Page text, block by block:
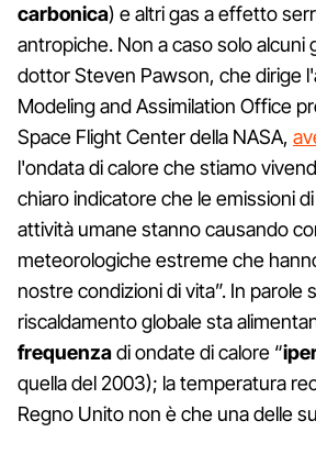
carbonica) e altri gas a effetto
antropiche. Non a caso solo alcuni
dottor Steven Pawson, che dirige
Modeling and Assimilation Office
Space Flight Center della NASA,
l'ondata di calore che stiamo
chiaro indicatore che le emissioni
attività umane stanno causando
meteorologiche estreme che
nostre condizioni di vita”. In parole
riscaldamento globale sta
frequenzadi ondate di calore “
quella del 2003); la temperatura
Regno Unito non è che una delle